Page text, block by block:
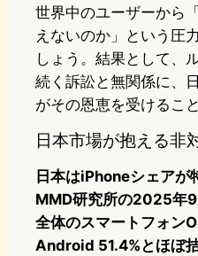
世界中のユーザーから
えないのか」という圧
しょう。結果として、
続く訴訟と無関係に、
がその恩恵を受けるこ
日本市場が抱える非
日本はiPhoneシェアが
MMD研究所の2025年
全体のスマートフォン
Android 51.4%とほぼ